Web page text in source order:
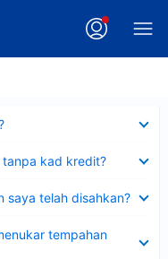
tanpa kad kredit?
saya telah disahkan?
tempahan